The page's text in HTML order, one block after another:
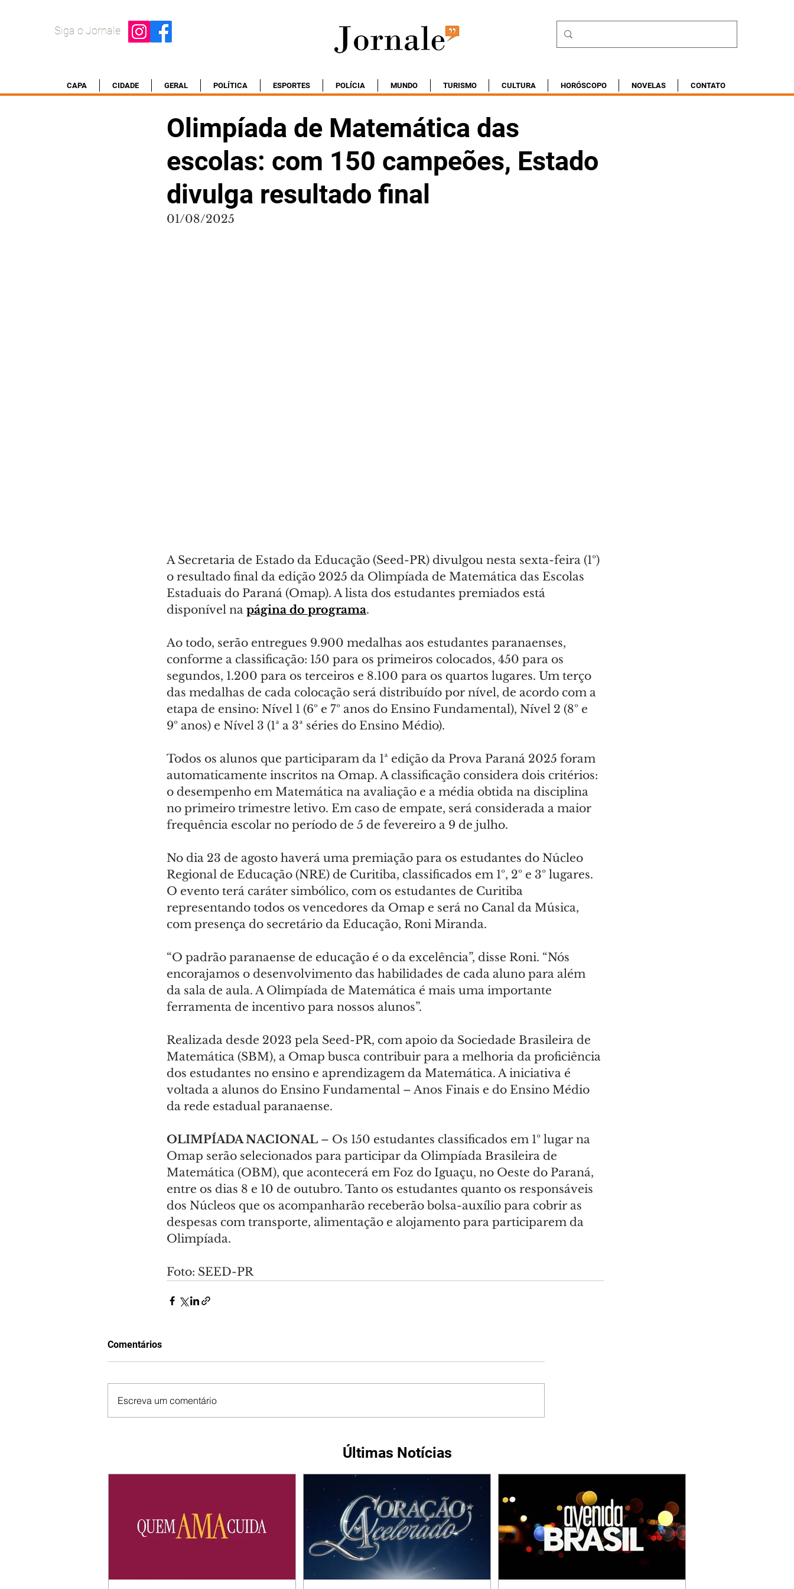
Siga o Jornale
CAPA CIDADE GERAL POLÍTICA ESPORTES POLÍCIA MUNDO TURISMO CULTURA HORÓSCOPO NOVELAS CONTATO
Olimpíada de Matemática das
escolas: com 150 campeões, Estado
divulga resultado final
01/08/2025
A Secretaria de Estado da Educação (Seed-PR) divulgou nesta sexta-feira (1º)
o resultado final da edição 2025 da Olimpíada de Matemática das Escolas
Estaduais do Paraná (Omap). A lista dos estudantes premiados está
disponível na página do programa.
Ao todo, serão entregues 9.900 medalhas aos estudantes paranaenses,
conforme a classificação: 150 para os primeiros colocados, 450 para os
segundos, 1.200 para os terceiros e 8.100 para os quartos lugares. Um terço
das medalhas de cada colocação será distribuído por nível, de acordo com a
etapa de ensino: Nível 1 (6º e 7º anos do Ensino Fundamental), Nível 2 (8º e
9º anos) e Nível 3 (1ª a 3ª séries do Ensino Médio).
Todos os alunos que participaram da 1ª edição da Prova Paraná 2025 foram
automaticamente inscritos na Omap. A classificação considera dois critérios:
o desempenho em Matemática na avaliação e a média obtida na disciplina
no primeiro trimestre letivo. Em caso de empate, será considerada a maior
frequência escolar no período de 5 de fevereiro a 9 de julho.
No dia 23 de agosto haverá uma premiação para os estudantes do Núcleo
Regional de Educação (NRE) de Curitiba, classificados em 1º, 2º e 3º lugares.
O evento terá caráter simbólico, com os estudantes de Curitiba
representando todos os vencedores da Omap e será no Canal da Música,
com presença do secretário da Educação, Roni Miranda.
“O padrão paranaense de educação é o da excelência”, disse Roni. “Nós
encorajamos o desenvolvimento das habilidades de cada aluno para além
da sala de aula. A Olimpíada de Matemática é mais uma importante
ferramenta de incentivo para nossos alunos”.
Realizada desde 2023 pela Seed-PR, com apoio da Sociedade Brasileira de
Matemática (SBM), a Omap busca contribuir para a melhoria da proficiência
dos estudantes no ensino e aprendizagem da Matemática. A iniciativa é
voltada a alunos do Ensino Fundamental – Anos Finais e do Ensino Médio
da rede estadual paranaense.
OLIMPÍADA NACIONAL – Os 150 estudantes classificados em 1º lugar na
Omap serão selecionados para participar da Olimpíada Brasileira de
Matemática (OBM), que acontecerá em Foz do Iguaçu, no Oeste do Paraná,
entre os dias 8 e 10 de outubro. Tanto os estudantes quanto os responsáveis
dos Núcleos que os acompanharão receberão bolsa-auxílio para cobrir as
despesas com transporte, alimentação e alojamento para participarem da
Olimpíada.
Foto: SEED-PR
Comentários
Escreva um comentário
Últimas Notícias